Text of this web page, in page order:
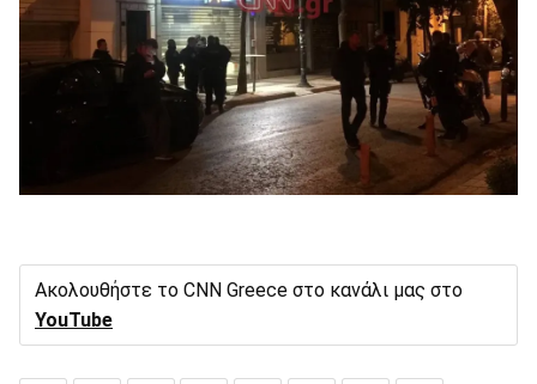
Ακολουθήστε το CNN Greece στο κανάλι μας στο
YouTube